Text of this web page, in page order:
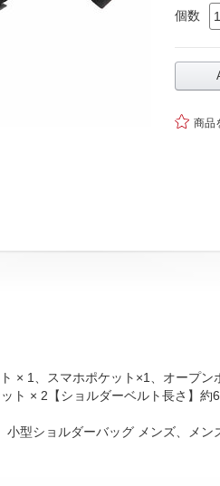
個数
 商品
× 1、スマホポケット×1、オープ
ト × 2【ショルダーベルト長さ】
型ショルダーバッグ メンズ、メ